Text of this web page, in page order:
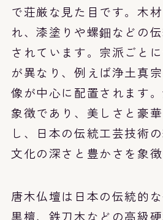
で荘厳な見た目です。木
れ、漆塗りや螺鈿などの
されています。宗派ごと
が異なり、例えば浄土真
像が中心に配置されます
象徴であり、美しさと豪
し、日本の伝統工芸技術
文化の深さと豊かさを象徴
唐木仏壇は日本の伝統的な
黒檀、鉄刀木などの高級